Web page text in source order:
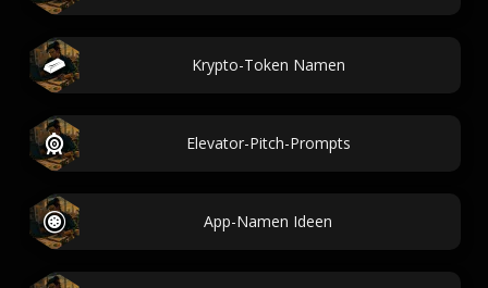
Krypto-Token Namen
Elevator-Pitch-Prompts
App-Namen Ideen